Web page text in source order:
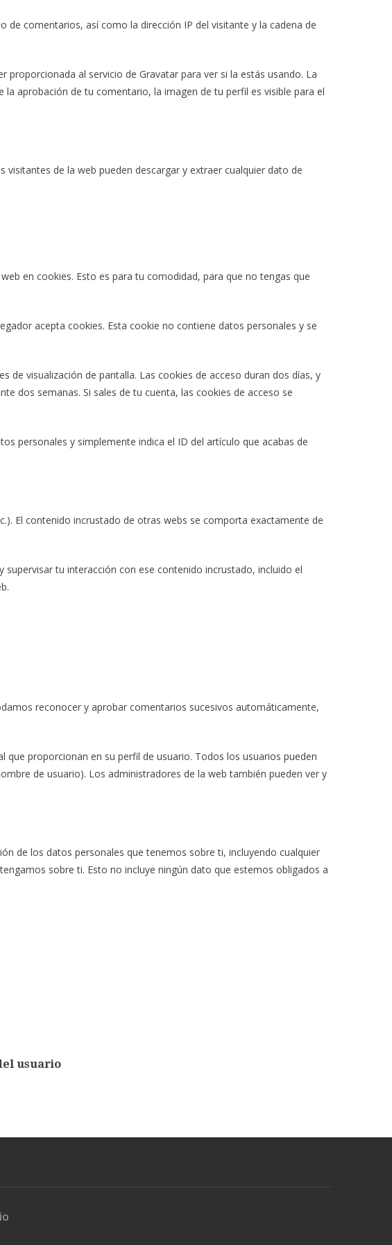
comentarios, así como la dirección IP del visitante y la cadena de
al servicio de Gravatar para ver si la estás usando. La
aprobación de tu comentario, la imagen de tu perfil es visible para el
visitantes de la web pueden descargar y extraer cualquier dato de
en cookies. Esto es para tu comodidad, para que no tengas que
acepta cookies. Esta cookie no contiene datos personales y se
visualización de pantalla. Las cookies de acceso duran dos días, y
dos semanas. Si sales de tu cuenta, las cookies de acceso se
personales y simplemente indica el ID del artículo que acabas de
El contenido incrustado de otras webs se comporta exactamente de
tu interacción con ese contenido incrustado, incluido el
reconocer y aprobar comentarios sucesivos automáticamente,
proporcionan en su perfil de usuario. Todos los usuarios pueden
de usuario). Los administradores de la web también pueden ver y
de los datos personales que tenemos sobre ti, incluyendo cualquier
sobre ti. Esto no incluye ningún dato que estemos obligados a
usuario